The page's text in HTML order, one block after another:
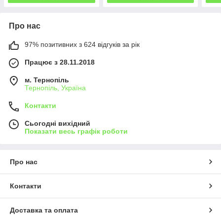
Про нас
97% позитивних з 624 відгуків за рік
Працює з 28.11.2018
м. Тернопіль
Тернопіль, Україна
Контакти
Сьогодні вихідний
Показати весь графік роботи
Про нас
Контакти
Доставка та оплата